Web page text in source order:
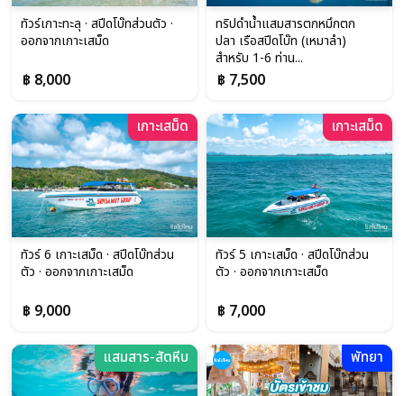
ทัวร์เกาะทะลุ · สปีดโบ๊ทส่วนตัว ·
ออกจากเกาะเสม็ด
฿ 8,000
ทริปดำน้ำแสมสารตกหมึกตก
ปลา เรือสปีดโบ๊ท (เหมาลำ)
สำหรับ 1-6 ท่าน...
฿ 7,500
เกาะเสม็ด
ทัวร์ 6 เกาะเสม็ด · สปีดโบ๊ทส่วน
ตัว · ออกจากเกาะเสม็ด
฿ 9,000
เกาะเสม็ด
ทัวร์ 5 เกาะเสม็ด · สปีดโบ๊ทส่วน
ตัว · ออกจากเกาะเสม็ด
฿ 7,000
แสมสาร-สัตหีบ พัทยา